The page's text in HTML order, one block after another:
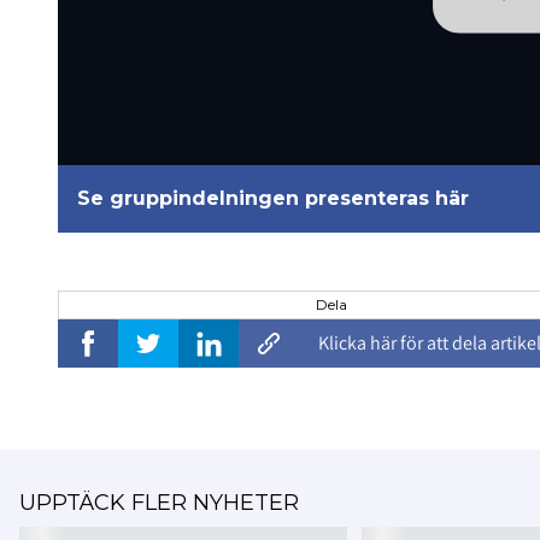
Se gruppindelningen presenteras här
Dela
Klicka här för att dela
UPPTÄCK FLER NYHETER